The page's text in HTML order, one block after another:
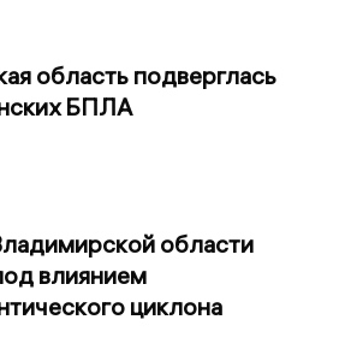
область подверглась
БПЛА
области
влиянием
циклона